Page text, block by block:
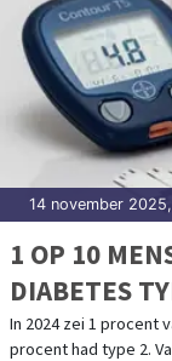
14 november
1 OP 10
DIABETES
In 2024 zei 1 procent
procent had type 2.